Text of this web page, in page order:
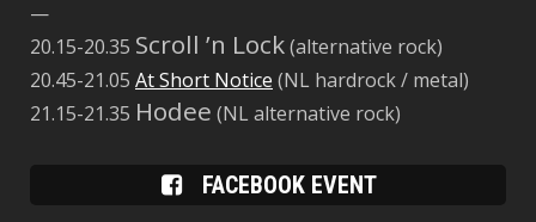
—
20.15-20.35 Scroll ’n Lock(alternative rock)
20.45-21.05 At Short Notice (NL hardrock / metal)
21.15-21.35 Hodee (NL alternative rock)
FACEBOOK EVENT